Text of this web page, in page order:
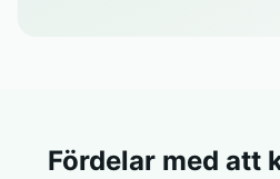
Fördelar med att